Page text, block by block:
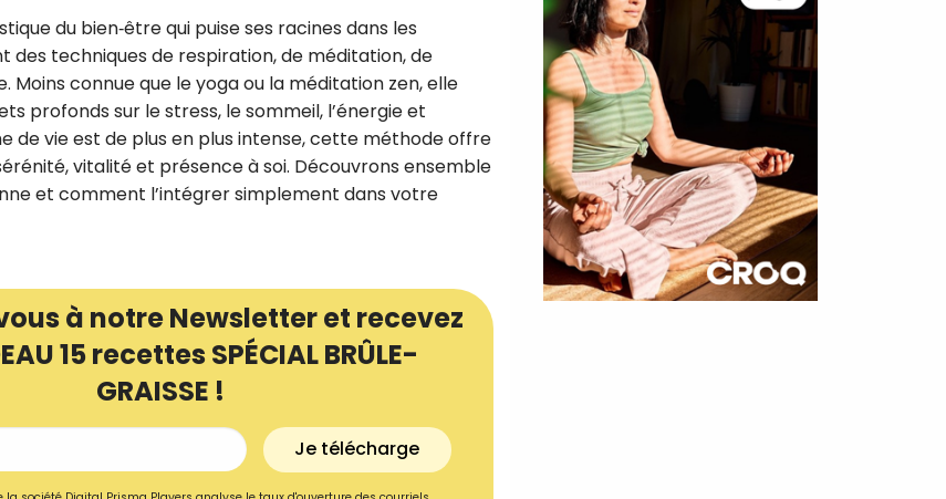
du bien‑être qui puise ses racines dans les
techniques de respiration, de méditation, de
connue que le yoga ou la méditation zen, elle
profonds sur le stress, le sommeil, l’énergie et
de vie est de plus en plus intense, cette méthode offre
vitalité et présence à soi. Découvrons ensemble
et comment l’intégrer simplement dans votre
à notre Newsletter et recevez
15 recettes SPÉCIAL BRÛLE-
GRAISSE !
Je télécharge
Recevez gratuitement 180
recettes inédites de CROQ
Ainsi que la newsletter promotionnelle de